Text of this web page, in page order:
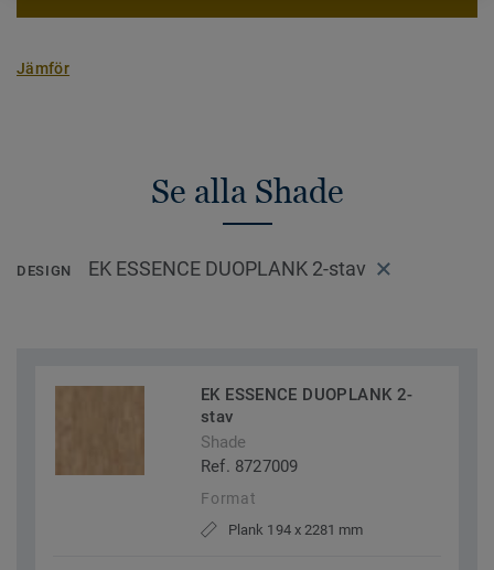
Jämför
Se alla Shade
DESIGN EK ESSENCE DUOPLANK 2-stav
EK ESSENCE DUOPLANK 2-
stav
Shade
Ref. 8727009
Format
Plank 194 x 2281 mm